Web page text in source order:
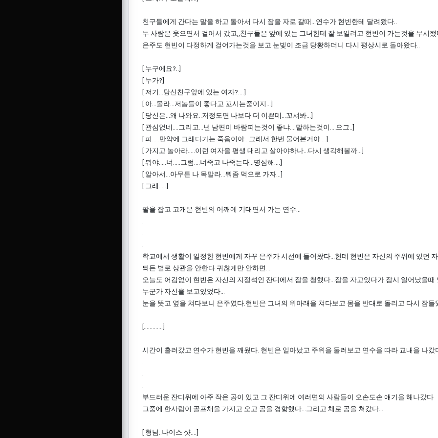
친구들에게 간다는 말을 하고 돌아서 다시 잠을 자로 갈때...연수가 현빈한테 달려왔다..
두 사람은 웃으면서 걸어서 갔고,,친구들은 앞에 있는 그녀한테 잘 보일려고 현빈이 가는것을 무시했
은주도 현빈이 다정하게 걸어가는것을 보고 눈빛이 조금 당황하더니 다시 평상시로 돌아왔다..
[ 누구에요?..]
[ 누가?]
[ 저기...당신친구앞에 있는 여자?....]
[ 아...몰라...저놈들이 좋다고 꼬시는중이지...]
[ 당신은...왜 나와요..저정도면 나보다 더 이쁜데...꼬셔봐...]
[ 관심없네....그리고...넌 남편이 바람피는것이 좋냐....말하는것이....으그..]
[ 피.....만약에 그래다가는 죽음이야...그래서 한번 물어본거야....]
[ 가지고 놀아라.....이런 여자을 평생 대리고 살아야하나...다시 생각해볼까...]
[ 뭐야.....너.....그럼....너죽고 나죽는다...명심해....]
[ 알아서...아무튼 나 목말라...뭐좀 먹으로 가자...]
[ 그래.....]
팔을 잡고 고개은 현빈의 어깨에 기대면서 가는 연수...
학교에서 생활이 일정한 현빈에게 자꾸 은주가 시선에 들어왔다...헌데 현빈은 자신의 주위에 있던
되든 별로 상관을 안한다 귀찮게만 안하면....
오늘도 어김없이 현빈은 자신의 지정석인 잔디에서 잠을 청했다...잠을 자고있다가 잠시 일어났을때
누군가 자신을 보고있었다...
눈을 뜻고 옆을 쳐다보니 은주였다.현빈은 그녀의 위아래을 쳐다보고 몸을 반대로 돌리고 다시 잠들
[.............]
시간이 흘러갔고 연수가 현빈을 깨웠다. 현빈은 일아났고 주위을 둘러보고 연수을 따라 교내을 나갔
부드러운 잔디위에 아주 작은 공이 있고 그 잔디위에 여러면의 사람들이 오손도손 얘기을 해나갔다
그중에 한사람이 골프채을 가지고 오고 공을 경향했다...그리고 채로 공을 쳐갔다...
[ 형님..나이스 샷....]